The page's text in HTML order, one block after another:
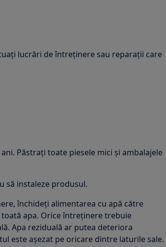
lucrări de întreținere sau reparații care
Păstrați toate piesele mici și ambalajele
să instaleze produsul.
închideți alimentarea cu apă către
apa. Orice întreținere trebuie
Apa reziduală ar putea deteriora
este așezat pe oricare dintre laturile sale.